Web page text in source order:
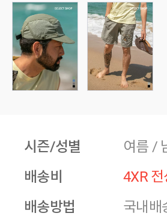
시즌/성별
여름 /
배송비
4XR
배송방법
국내배